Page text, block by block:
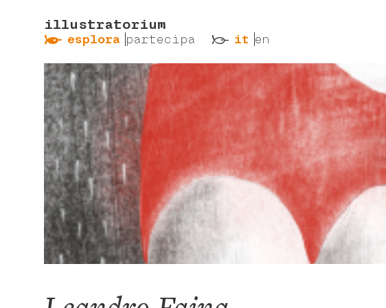
illustratorium
ẞ esplora partecipa ß it en